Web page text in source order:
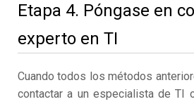
Etapa 4. Póngase en
experto en TI
Cuando todos los métodos
contactar a un especialista de TI